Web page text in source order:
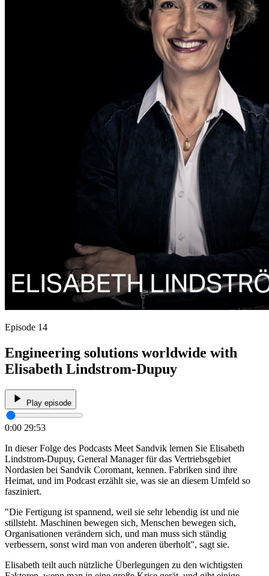
Episode 14
Engineering solutions worldwide with
Elisabeth Lindstrom-Dupuy
Play episode
0:00 29:53
In dieser Folge des Podcasts Meet Sandvik lernen Sie Elisabeth
Lindstrom-Dupuy, General Manager für das Vertriebsgebiet
Nordasien bei Sandvik Coromant, kennen. Fabriken sind ihre
Heimat, und im Podcast erzählt sie, was sie an diesem Umfeld so
fasziniert.
"Die Fertigung ist spannend, weil sie sehr lebendig ist und nie
stillsteht. Maschinen bewegen sich, Menschen bewegen sich,
Organisationen verändern sich, und man muss sich ständig
verbessern, sonst wird man von anderen überholt", sagt sie.
Elisabeth teilt auch nützliche Überlegungen zu den wichtigsten